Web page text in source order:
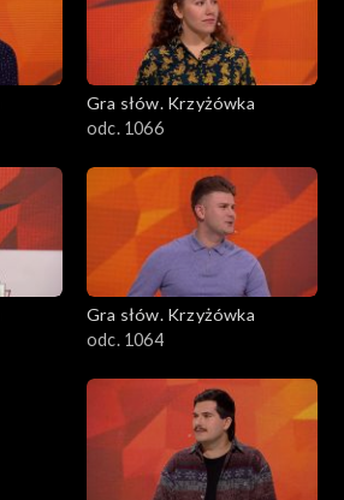
Gra słów. Krzyżówka
odc. 1066
Gra słów. Krzyżówka
odc. 1064